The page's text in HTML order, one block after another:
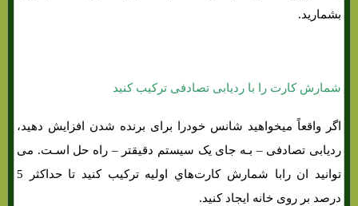
بشمارید.
شمارش کارت را با ردیابی تصادفی ترکیب کنید
اگر واقعاً میخواهید شانس خودرا برای برنده شدن افزایش دهید،
ردیابی تصادفی – بـه جای یک سیستم دقیقتر – راه حل اسـت. می
توانید ان رابا شمارش کارت‌هاي‌ اولیه ترکیب کنید تا حداکثر 5
درصد بر روی خانه ایجاد کنید.